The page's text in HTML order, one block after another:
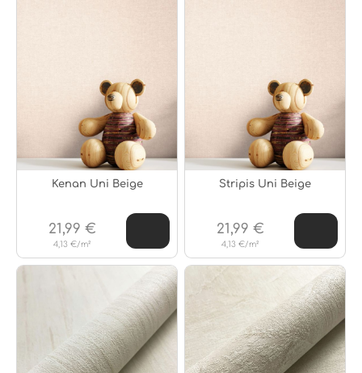
Kenan Uni Beige
4,13 €/m²
21,99 €
Stripis Uni Beige
4,13 €/m²
21,99 €